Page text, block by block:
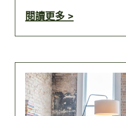
閱讀更多 >